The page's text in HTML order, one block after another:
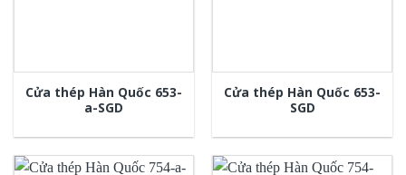
Cửa thép Hàn Quốc 653-
a-SGD
Cửa thép Hàn Quốc 653-
SGD